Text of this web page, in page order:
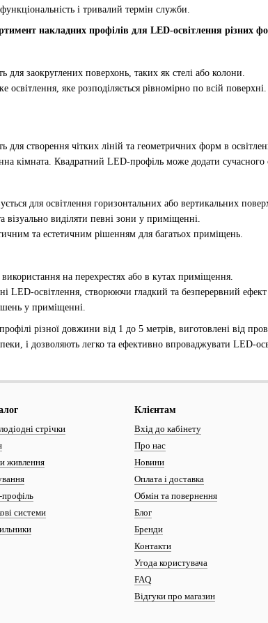
і тривалий термін служби.
накладних профілів для LED-освітлення різних
для заокруглених поверхонь, таких як стелі або колони.
яке розподіляється рівномірно по всій
для створення чітких ліній та геометричних форм в
кімната. Квадратний LED-профіль може додати сучасного
для освітлення горизонтальних або вертикальних
візуально виділяти певні зони у приміщенні.
та естетичним рішенням для багатьох приміщень.
на перехрестях або в кутах приміщення.
LED-освітлення, створюючи гладкий та безперервний
у приміщенні.
різної довжини від 1 до 5 метрів, виготовлені від
і дозволяють легко та ефективно впроваджувати LED-
стрічки
живлення
системи
Клієнтам
Вхід до кабінету
Про нас
Новини
Оплата і доставка
Обмін та повернення
Блог
Бренди
Контакти
Угода користувача
FAQ
Відгуки про магазин